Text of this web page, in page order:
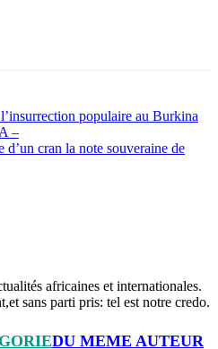
populaire au Burkina
–
d’un cran la note souveraine de
africaines et internationales.
sans parti pris: tel est notre credo.
DU MEME AUTEUR